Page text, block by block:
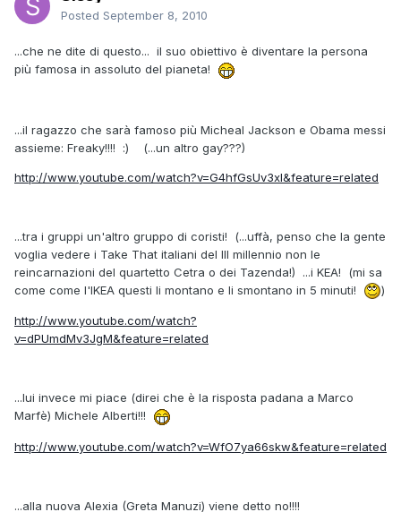
Posted September 8, 2010
...che ne dite di questo... il suo obiettivo è diventare la persona
più famosa in assoluto del pianeta!
...il ragazzo che sarà famoso più Micheal Jackson e Obama messi
assieme: Freaky!!!! :) (...un altro gay???)
http://www.youtube.com/watch?v=G4hfGsUv3xI&feature=related
...tra i gruppi un'altro gruppo di coristi! (...uffà, penso che la gente
voglia vedere i Take That italiani del III millennio non le
reincarnazioni del quartetto Cetra o dei Tazenda!) ...i KEA! (mi sa
come come l'IKEA questi li montano e li smontano in 5 minuti!
)
http://www.youtube.com/watch?
v=dPUmdMv3JgM&feature=related
...lui invece mi piace (direi che è la risposta padana a Marco
Marfè) Michele Alberti!!!
http://www.youtube.com/watch?v=WfO7ya66skw&feature=related
...alla nuova Alexia (Greta Manuzi) viene detto no!!!!